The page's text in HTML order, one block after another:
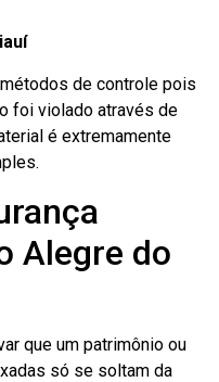
de controle pois
foi violado através de
é extremamente
Alegre do
que um patrimônio ou
só se soltam da